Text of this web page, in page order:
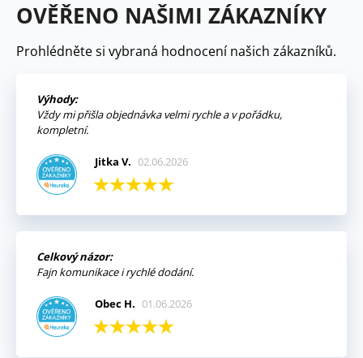
OVĚŘENO NAŠIMI ZÁKAZNÍKY
Prohlédněte si vybraná hodnocení našich zákazníků.
Výhody:
Vždy mi přišla objednávka velmi rychle a v pořádku,
kompletní.
Jitka V. 02.06.2026
Celkový názor:
Fajn komunikace i rychlé dodání.
Obec H. 01.06.2026